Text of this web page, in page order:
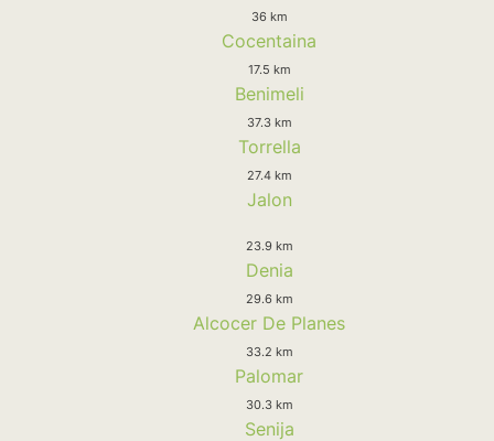
36 km
Cocentaina
17.5 km
Benimeli
37.3 km
Torrella
27.4 km
Jalon
23.9 km
Denia
29.6 km
Alcocer De Planes
33.2 km
Palomar
30.3 km
Senija